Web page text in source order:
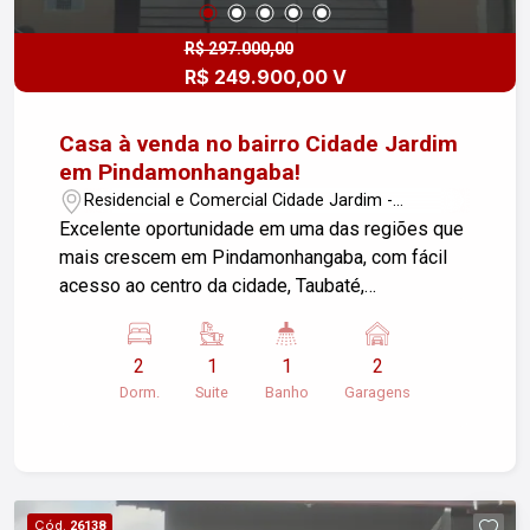
em contato para mais informações e agende uma
R$ 297.000,00
R$ 249.900,00 V
Casa à venda no bairro Cidade Jardim
em Pindamonhangaba!
Residencial e Comercial Cidade Jardim -
Pindamonhangaba/SP
Excelente oportunidade em uma das regiões que
mais crescem em Pindamonhangaba, com fácil
acesso ao centro da cidade, Taubaté,
expansão urbana. Imóveis localizados em rua
tranquila e residencial, com pouco movimento de
veículos, oferecendo mais privacidade, conforto
investimento. Características: * 2 quartos * Suíte
2
Dorm.
1
Suite
1
Banho
2
Garagens
Cód. 26138